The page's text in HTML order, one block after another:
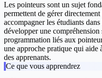
Les pointeurs sont un sujet
permettent de gérer
accompagner les étudiants
développer une compréhension
programmation liés aux
une approche pratique qui aide
des apprenants.
Ce que vous apprendrez